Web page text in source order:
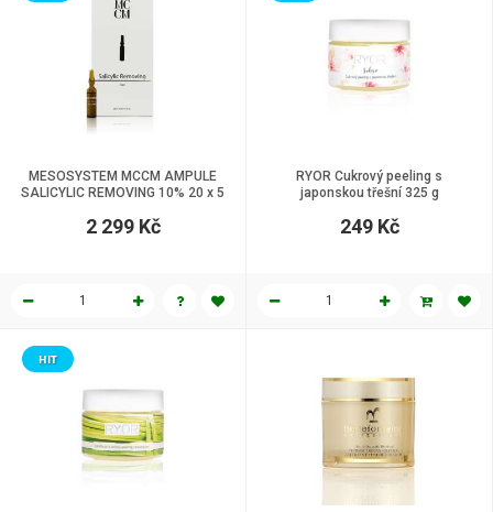
MESOSYSTEM MCCM AMPULE
SALICYLIC REMOVING 10% 20 x 5
2 299 Kč
RYOR Cukrový peeling s
japonskou třešní 325 g
249 Kč
HIT